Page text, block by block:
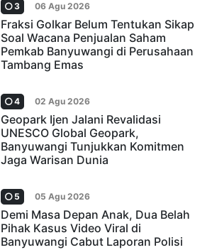
3 06 Agu 2026
Fraksi Golkar Belum Tentukan Sikap
Soal Wacana Penjualan Saham
Pemkab Banyuwangi di Perusahaan
Tambang Emas
4 02 Agu 2026
Geopark Ijen Jalani Revalidasi
UNESCO Global Geopark,
Banyuwangi Tunjukkan Komitmen
Jaga Warisan Dunia
5 05 Agu 2026
Demi Masa Depan Anak, Dua Belah
Pihak Kasus Video Viral di
Banyuwangi Cabut Laporan Polisi